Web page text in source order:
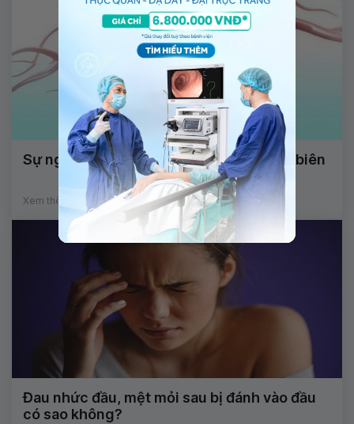
Sự nguy hiểm của tắc động mạch ngoại biên
Xem thêm
Đau nhức đầu, mệt mỏi sau bị đánh vào đầu
có sao không?